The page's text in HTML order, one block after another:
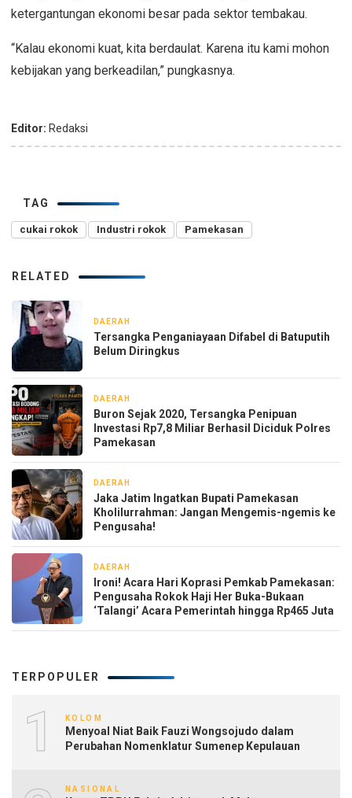
ketergantungan ekonomi besar pada sektor tembakau.
“Kalau ekonomi kuat, kita berdaulat. Karena itu kami mohon
kebijakan yang berkeadilan,” pungkasnya.
Editor: Redaksi
TAG
cukai rokok Industri rokok Pamekasan
RELATED
DAERAH
Tersangka Penganiayaan Difabel di Batuputih
Belum Diringkus
DAERAH
Buron Sejak 2020, Tersangka Penipuan
Investasi Rp7,8 Miliar Berhasil Diciduk Polres
Pamekasan
DAERAH
Jaka Jatim Ingatkan Bupati Pamekasan
Kholilurrahman: Jangan Mengemis-ngemis ke
Pengusaha!
DAERAH
‎Ironi! Acara Hari Koprasi Pemkab Pamekasan:
Pengusaha Rokok Haji Her Buka-Bukaan
TERPOPULER
1 KOLOM
Menyoal Niat Baik Fauzi Wongsojudo dalam
Perubahan Nomenklatur Sumenep Kepulauan
NASIONAL